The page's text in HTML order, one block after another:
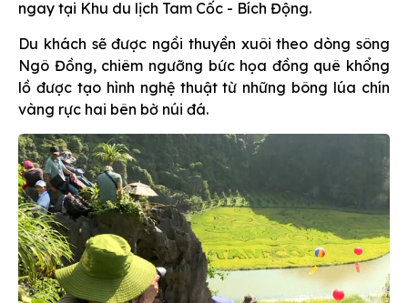
ngay tại Khu du lịch Tam Cốc - Bích Động.
Du khách sẽ được ngồi thuyền xuôi theo dòng sông
Ngô Đồng, chiêm ngưỡng bức họa đồng quê khổng
lồ được tạo hình nghệ thuật từ những bông lúa chín
vàng rực hai bên bờ núi đá.